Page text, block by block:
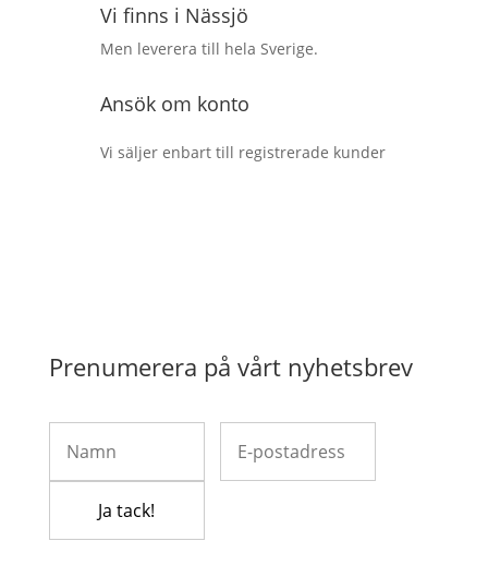
Vi finns i Nässjö
Men leverera till hela Sverige.
Ansök om konto
Vi säljer enbart till registrerade kunder
Prenumerera på vårt nyhetsbrev